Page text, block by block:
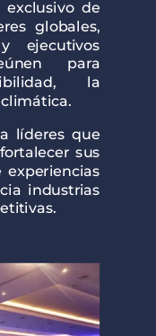
de
globales,
ejecutivos
para
la
líderes que
sus
experiencias
industrias